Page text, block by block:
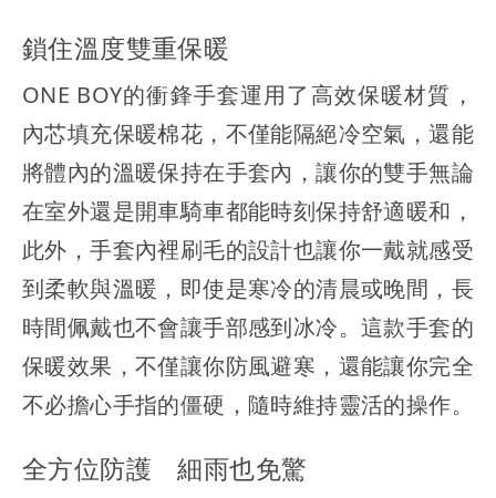
鎖住溫度雙重保暖
ONE BOY的衝鋒手套運用了高效保暖材質，
內芯填充保暖棉花，不僅能隔絕冷空氣，還能
將體內的溫暖保持在手套內，讓你的雙手無論
在室外還是開車騎車都能時刻保持舒適暖和，
此外，手套內裡刷毛的設計也讓你一戴就感受
到柔軟與溫暖，即使是寒冷的清晨或晚間，長
時間佩戴也不會讓手部感到冰冷。這款手套的
保暖效果，不僅讓你防風避寒，還能讓你完全
不必擔心手指的僵硬，隨時維持靈活的操作。
全方位防護 細雨也免驚